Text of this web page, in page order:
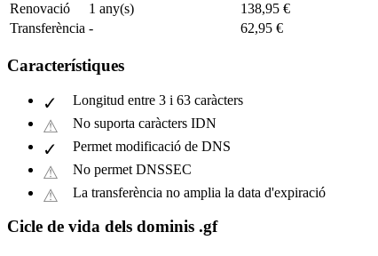
Renovació
1 any(s)
138,95 €
Transferència - 62,95 €
Característiques
Longitud entre 3 i 63 caràcters
No suporta caràcters IDN
Permet modificació de DNS
No permet DNSSEC
La transferència no amplia la data d'expiració
Cicle de vida dels dominis .gf